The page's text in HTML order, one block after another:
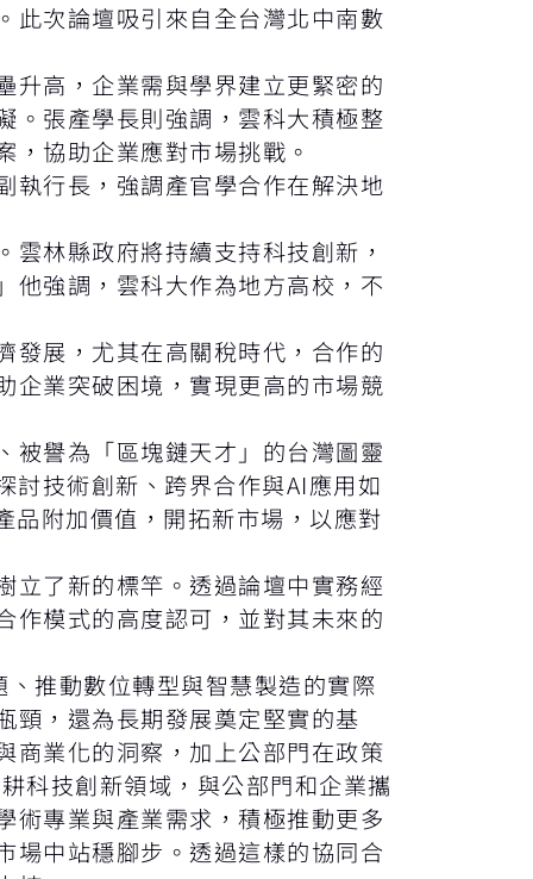
此次論壇吸引來自全台灣北中南數
升高，企業需與學界建立更緊密的
。張產學長則強調，雲科大積極整
協助企業應對市場挑戰。
執行長，強調產官學合作在解決地
林縣政府將持續支持科技創新，
他強調，雲科大作為地方高校，不
發展，尤其在高關稅時代，合作的
企業突破困境，實現更高的市場競
被譽為「區塊鏈天才」的台灣圖靈
技術創新、跨界合作與AI應用如
品附加價值，開拓新市場，以應對
立了新的標竿。透過論壇中實務經
作模式的高度認可，並對其未來的
推動數位轉型與智慧製造的實際
頸，還為長期發展奠定堅實的基
商業化的洞察，加上公部門在政策
科技創新領域，與公部門和企業攜
術專業與產業需求，積極推動更多
場中站穩腳步。透過這樣的協同合